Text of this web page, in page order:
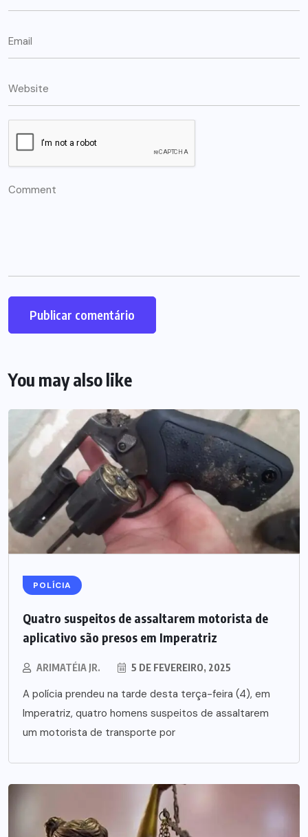
You may also like
POLÍCIA
Quatro suspeitos de assaltarem motorista de
aplicativo são presos em Imperatriz
ARIMATÉIA JR. 5 DE FEVEREIRO, 2025
A polícia prendeu na tarde desta terça-feira (4), em
Imperatriz, quatro homens suspeitos de assaltarem
um motorista de transporte por